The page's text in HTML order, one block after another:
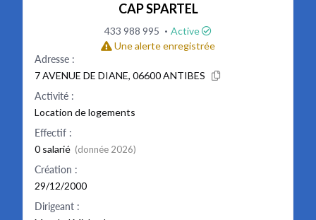
CAP SPARTEL
433 988 995 · Active
Une alerte enregistrée
Adresse :
7 AVENUE DE DIANE, 06600 ANTIBES
Activité :
Location de logements
Effectif :
0 salarié (donnée 2026)
Création :
29/12/2000
Dirigeant :